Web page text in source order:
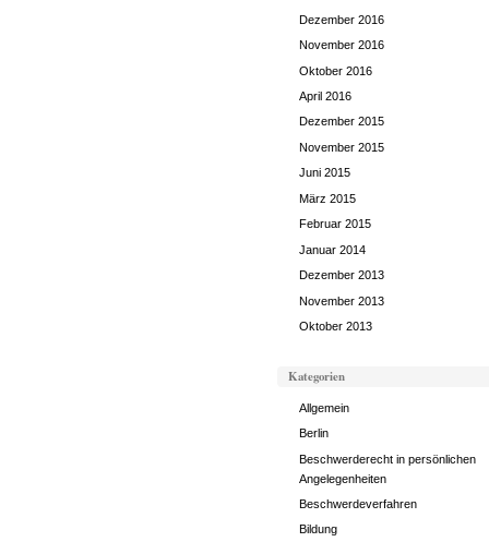
Dezember 2016
November 2016
Oktober 2016
April 2016
Dezember 2015
November 2015
Juni 2015
März 2015
Februar 2015
Januar 2014
Dezember 2013
November 2013
Oktober 2013
Kategorien
Allgemein
Berlin
Beschwerderecht in persönlichen
Angelegenheiten
Beschwerdeverfahren
Bildung